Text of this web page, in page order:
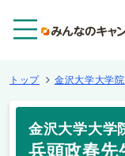
トップ 金沢大学大学院
金沢大学大学
兵頭政春先